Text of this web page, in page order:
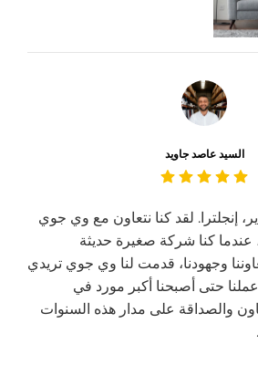
السيد عاصد جاويد
إنجلترا. لقد كنا نتعاون مع وي جوي
منذ عام 2013، عندما كنا شركة صغيرة حديثة
وجهودنا، قدمت لنا وي جوي تريدي
عملنا حتى أصبحنا أكبر مورد في
والصداقة على مدار هذه السنوات